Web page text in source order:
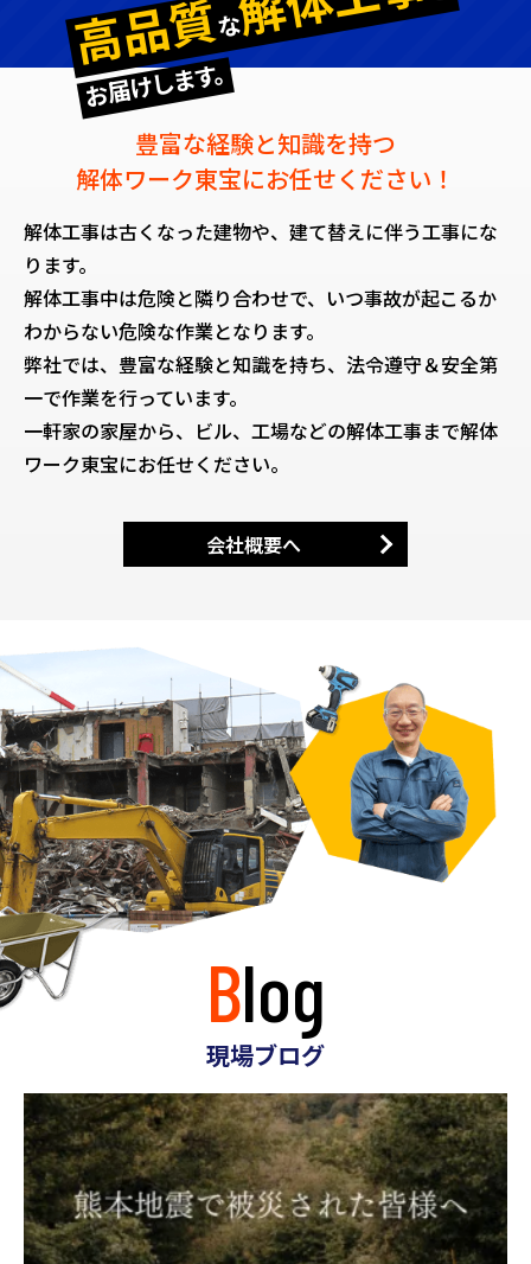
高品質な
お届けします。
豊富な経験と知識を持つ
解体ワーク東宝にお任せください！
解体工事は古くなった建物や、建て替えに伴う工事にな
ります。
解体工事中は危険と隣り合わせで、いつ事故が起こるか
わからない危険な作業となります。
弊社では、豊富な経験と知識を持ち、法令遵守＆安全第
一で作業を行っています。
一軒家の家屋から、ビル、工場などの解体工事まで解体
ワーク東宝にお任せください。
会社概要へ
Blog
現場ブログ